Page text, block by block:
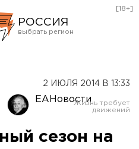
РОССИЯ
Оренбург
[18+]
2 ИЮЛЯ 2014 В 13:33
ЕАНовости
сезон на